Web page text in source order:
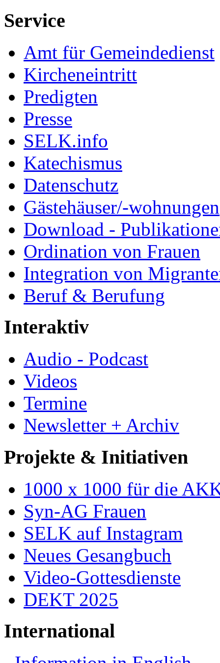
Service
Amt für Gemeindedienst
Kircheneintritt
Predigten
Presse
SELK.info
Katechismus
Datenschutz
Gästehäuser/-wohnungen
Download -
Ordination von Frauen
Integration von
Beruf & Berufung
Interaktiv
Audio - Podcast
Videos
Termine
Newsletter + Archiv
Projekte & Initiativen
1000 x 1000 für die
Syn-AG Frauen
SELK auf Instagram
Neues Gesangbuch
Video-Gottesdienste
DEKT 2025
International